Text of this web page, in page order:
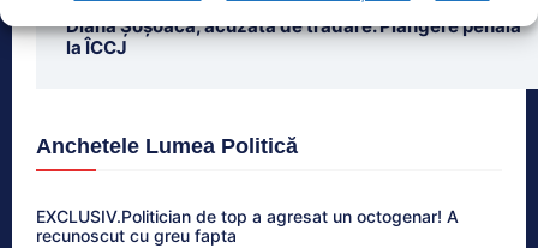
Diana Șoșoacă, acuzată de trădare. Plângere penală
la ÎCCJ
Anchetele Lumea Politică
EXCLUSIV.Politician de top a agresat un octogenar! A
recunoscut cu greu fapta